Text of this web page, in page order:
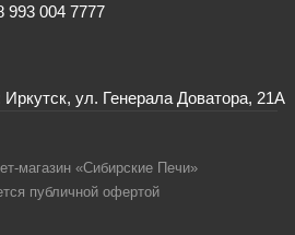
993 004 7777
ул. Генерала Доватора, 21А
магазин «Сибирские Печи»
публичной офертой